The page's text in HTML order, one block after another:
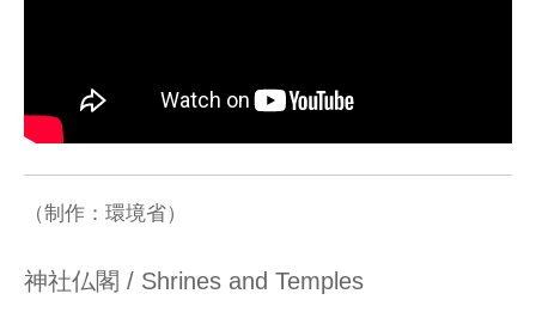
（制作：環境省）
神社仏閣 / Shrines and Temples